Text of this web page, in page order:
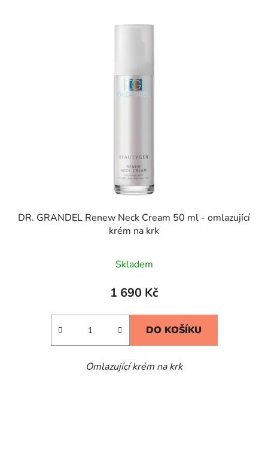
DR. GRANDEL Renew Neck Cream 50 ml - omlazující
krém na krk
Skladem
1 690 Kč
DO KOŠÍKU
Omlazující krém na krk